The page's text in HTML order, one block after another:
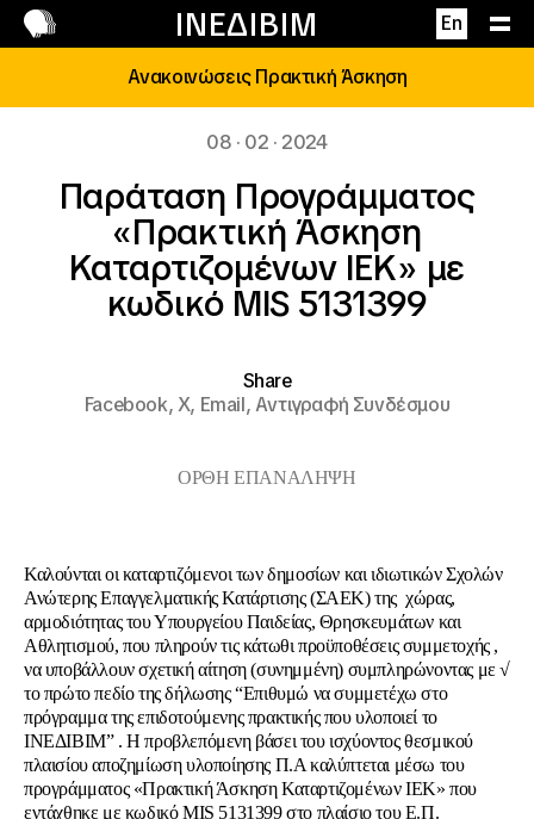
ΙΝΕΔΙΒΙΜ En
Επικοινωνία
Ανακοινώσεις Πρακτική Άσκηση
08 · 02 · 2024
Παράταση Προγράμματος
«Πρακτική Άσκηση
Καταρτιζομένων ΙΕΚ» με
κωδικό MIS 5131399
Share
Facebook,X, Email,Αντιγραφή Συνδέσμου
ΟΡΘΗ ΕΠΑΝΑΛΗΨΗ
Καλούνται οι καταρτιζόμενοι των δημοσίων και ιδιωτικών Σχολών
Ανώτερης Επαγγελματικής Κατάρτισης (ΣΑΕΚ) της χώρας,
αρμοδιότητας του Υπουργείου Παιδείας, Θρησκευμάτων και
Αθλητισμού, που πληρούν τις κάτωθι προϋποθέσεις συμμετοχής ,
να υποβάλλουν σχετική αίτηση (συνημμένη) συμπληρώνοντας με √
το πρώτο πεδίο της δήλωσης “Επιθυμώ να συμμετέχω στο
πρόγραμμα της επιδοτούμενης πρακτικής που υλοποιεί το
ΙΝΕΔΙΒΙΜ” . Η προβλεπόμενη βάσει του ισχύοντος θεσμικού
πλαισίου αποζημίωση υλοποίησης Π.Α καλύπτεται μέσω του
προγράμματος «Πρακτική Άσκηση Καταρτιζομένων ΙΕΚ» που
εντάχθηκε με κωδικό MIS 5131399 στο πλαίσιο του Ε.Π.